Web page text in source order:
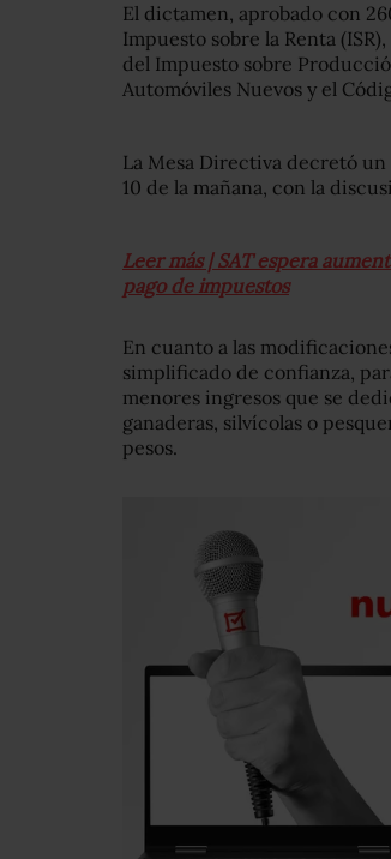
El dictamen, aprobado con
Impuesto sobre la Renta
del Impuesto sobre
Automóviles Nuevos y el
La Mesa Directiva decretó
10 de la mañana, con la
Leer más | SAT espera
pago de impuestos
En cuanto a las
simplificado de confianza,
menores ingresos que se
ganaderas, silvícolas o
pesos.